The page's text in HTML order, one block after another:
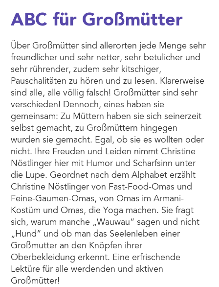
ABC für Großmütter
Über Großmütter sind allerorten jede Menge sehr
freundlicher und sehr netter, sehr betulicher und
sehr rührender, zudem sehr kitschiger,
Pauschalitäten zu hören und zu lesen. Klarerweise
sind alle, alle völlig falsch! Großmütter sind sehr
verschieden! Dennoch, eines haben sie
gemeinsam: Zu Müttern haben sie sich seinerzeit
selbst gemacht, zu Großmüttern hingegen
wurden sie gemacht. Egal, ob sie es wollten oder
nicht. Ihre Freuden und Leiden nimmt Christine
Nöstlinger hier mit Humor und Scharfsinn unter
die Lupe. Geordnet nach dem Alphabet erzählt
Christine Nöstlinger von Fast-Food-Omas und
Feine-Gaumen-Omas, von Omas im Armani-
Kostüm und Omas, die Yoga machen. Sie fragt
sich, warum manche „Wauwau“ sagen und nicht
„Hund“ und ob man das Seelenleben einer
Großmutter an den Knöpfen ihrer
Oberbekleidung erkennt. Eine erfrischende
Lektüre für alle werdenden und aktiven
Großmütter!